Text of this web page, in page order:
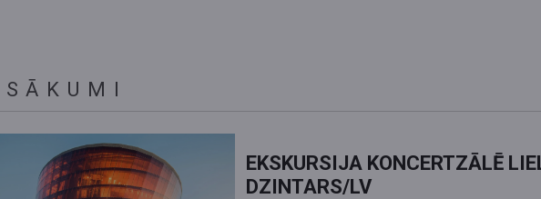
EKSKURSIJA KONCERTZĀLĒ
DZINTARS/LV